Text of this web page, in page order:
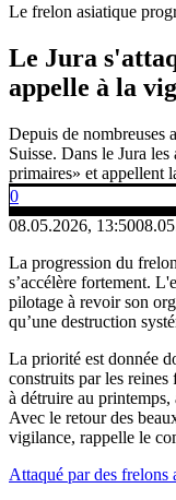
Le frelon asiatique
Le Jura
appelle à la
Depuis de nombreuses
Suisse. Dans le Jura
primaires» et appellent
0
08.05.2026, 13:50
La progression du
s’accélère fortement.
pilotage à revoir son
qu’une destruction
La priorité est donnée
construits par les reines
à détruire au
Avec le retour des
vigilance, rappelle le
Attaqué par des frelons